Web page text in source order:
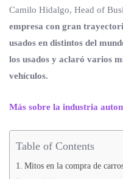
Camilo Hidalgo, Head of
empresa con gran
usados en distintos del
los usados y aclaró varios
vehículos.
Más sobre la industria
Table of Contents
Mitos en la compra de